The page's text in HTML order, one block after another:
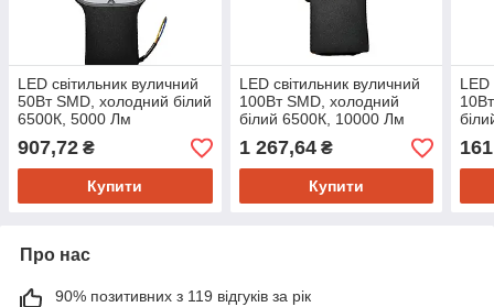
LED світильник вуличний
50Вт SMD, холодний білий
6500К, 5000 Лм
907,72 ₴
Купити
LED світильник вуличний
100Вт SMD, холодний
білий 6500К, 10000 Лм
1 267,64₴
Купити
Про нас
90% позитивних з 119 відгуків за рік